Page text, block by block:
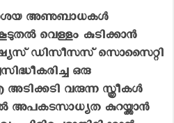
അണുബാധകൾ
വെള്ളം കുടിക്കാൻ
ഡിസീസസ് സൊസൈറ്റി
ഒരു
വരുന്ന സ്ത്രീകൾ
അപകടസാധ്യത കുറയ്ക്കാൻ